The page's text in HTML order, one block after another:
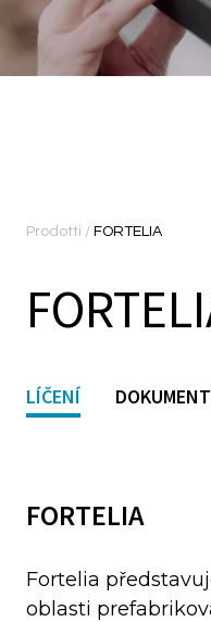
Prodotti / FORTELIA
LÍČENÍ
FORTELIA
Fortelia
oblasti